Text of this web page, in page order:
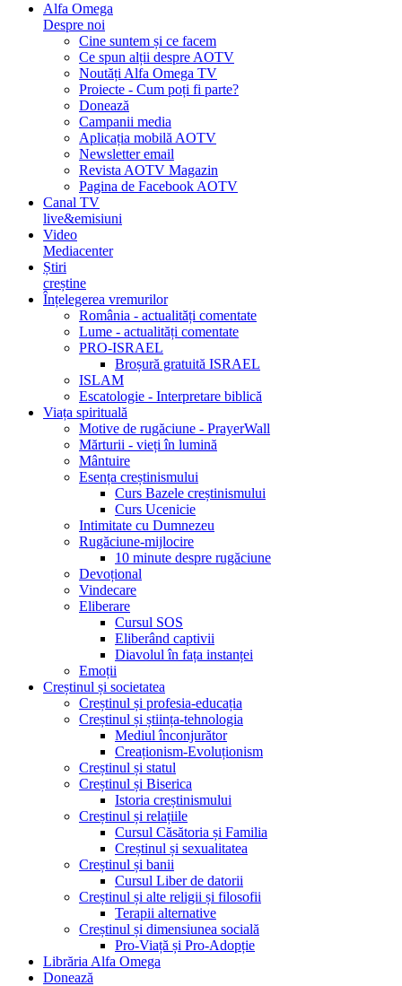
Alfa Omega
Despre noi
Cine suntem și ce facem
Ce spun alții despre AOTV
Noutăți Alfa Omega TV
Proiecte - Cum poți fi parte?
Donează
Campanii media
Aplicația mobilă AOTV
Newsletter email
Revista AOTV Magazin
Pagina de Facebook AOTV
Canal TV
live&emisiuni
Video
Mediacenter
Știri
creștine
Înțelegerea vremurilor
România - actualități comentate
Lume - actualități comentate
PRO-ISRAEL
Broșură gratuită ISRAEL
ISLAM
Escatologie - Interpretare biblică
Viața spirituală
Motive de rugăciune - PrayerWall
Mărturii - vieți în lumină
Mântuire
Esența creștinismului
Curs Bazele creștinismului
Curs Ucenicie
Intimitate cu Dumnezeu
Rugăciune-mijlocire
10 minute despre rugăciune
Devoțional
Vindecare
Eliberare
Cursul SOS
Eliberând captivii
Diavolul în fața instanței
Emoții
Creștinul și societatea
Creștinul și profesia-educația
Creștinul și știința-tehnologia
Mediul înconjurător
Creaționism-Evoluționism
Creștinul și statul
Creștinul și Biserica
Istoria creștinismului
Creștinul și relațiile
Cursul Căsătoria și Familia
Creștinul și sexualitatea
Creștinul și banii
Cursul Liber de datorii
Creștinul și alte religii și filosofii
Terapii alternative
Creștinul și dimensiunea socială
Pro-Viață și Pro-Adopție
Librăria Alfa Omega
Donează